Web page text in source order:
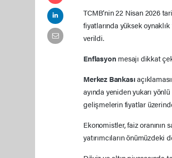
TCMB’nin 22 Nisan 2026
fiyatlarında yüksek
verildi.
Enflasyon mesajı dikkat
Merkez Bankası
ayında yeniden yukarı
gelişmelerin fiyatlar
Ekonomistler, faiz
yatırımcıların önümüzdeki